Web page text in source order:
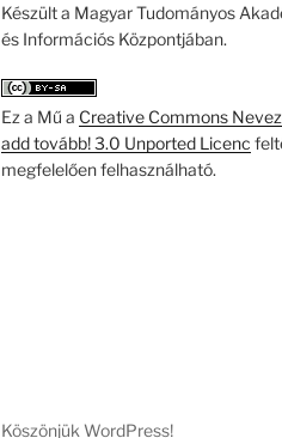
Készült a Magyar Tudományos
és Információs Központjában.
Ez a Mű a Creative Commons
add tovább! 3.0 Unported Licenc
megfelelően felhasználható.
Köszönjük WordPress!